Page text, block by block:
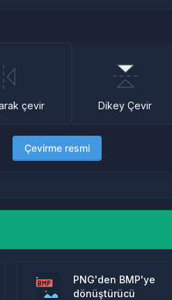
çevir Dikey Çevir
Çevirme resmi
PNG'den BMP'ye
dönüştürücü